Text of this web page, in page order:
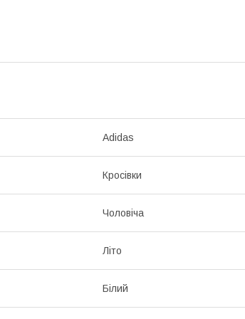
Adidas
Кросівки
Чоловіча
Літо
Білий